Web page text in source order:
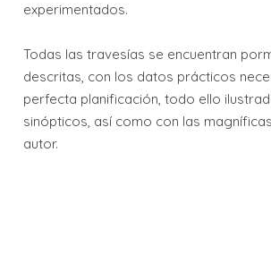
experimentados.
Todas las travesías se encuentran
descritas, con los datos prácticos
perfecta planificación, todo ello
sinópticos, así como con las
autor.